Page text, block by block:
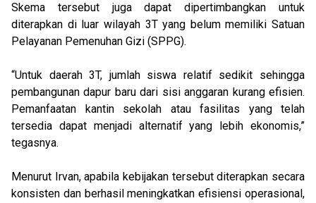
Skema tersebut juga dapat dipertimbangkan untuk
diterapkan di luar wilayah 3T yang belum memiliki Satuan
Pelayanan Pemenuhan Gizi (SPPG).
“Untuk daerah 3T, jumlah siswa relatif sedikit sehingga
pembangunan dapur baru dari sisi anggaran kurang efisien.
Pemanfaatan kantin sekolah atau fasilitas yang telah
tersedia dapat menjadi alternatif yang lebih ekonomis,”
tegasnya.
Menurut Irvan, apabila kebijakan tersebut diterapkan secara
konsisten dan berhasil meningkatkan efisiensi operasional,